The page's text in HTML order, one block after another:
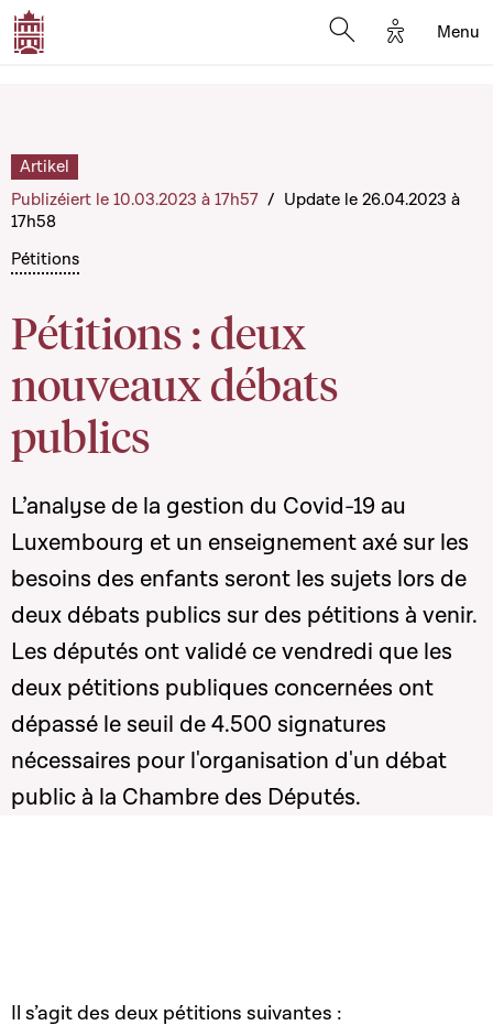
Options
Menu
Pétitions
Pétitions : deux
nouveaux débats
publics
Artikel
Publizéiert le 10.03.2023 à 17h57 / Update le 26.04.2023 à
17h58
L’analyse de la gestion du Covid-19 au
Luxembourg et un enseignement axé sur les
besoins des enfants seront les sujets lors de
deux débats publics sur des pétitions à venir.
Les députés ont validé ce vendredi que les
deux pétitions publiques concernées ont
dépassé le seuil de 4.500 signatures
nécessaires pour l'organisation d'un débat
public à la Chambre des Députés.
Il s’agit des deux pétitions suivantes :